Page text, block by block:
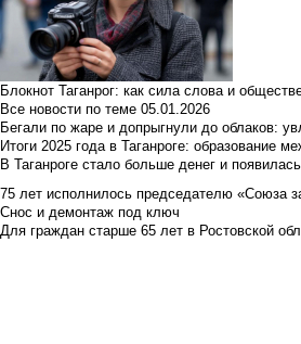
Блокнот Таганрог: как сила слова и
Все новости по теме 05.01.2026
Бегали по жаре и допрыгнули до облаков:
Итоги 2025 года в Таганроге:
В Таганроге стало больше денег и
75 лет исполнилось председателю «Союза
Снос и демонтаж под ключ
Для граждан старше 65 лет в Ростовской